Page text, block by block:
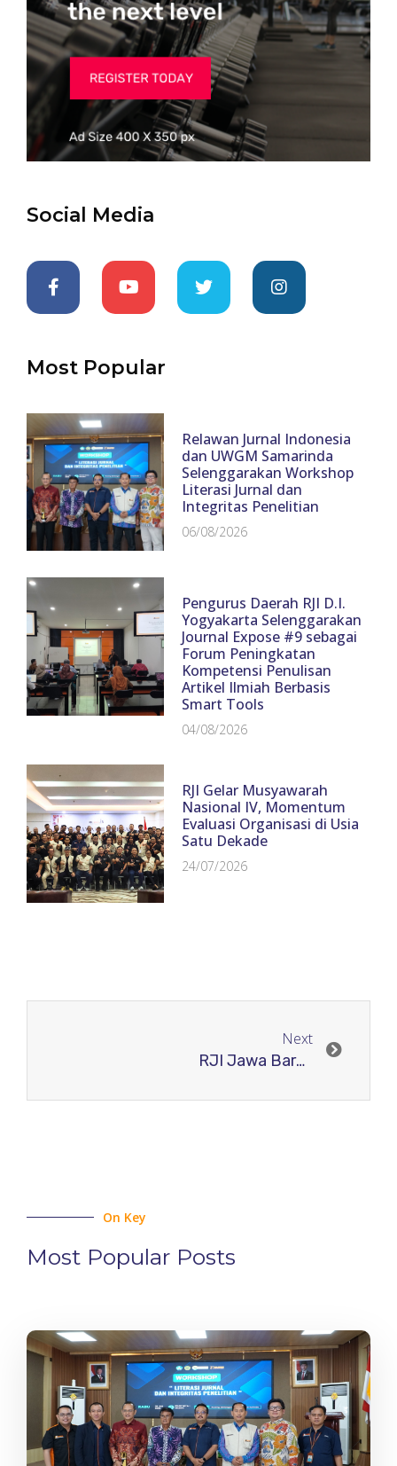
Social Media
Most Popular
Relawan Jurnal Indonesia
dan UWGM Samarinda
Selenggarakan Workshop
Literasi Jurnal dan
Integritas Penelitian
06/08/2026
Pengurus Daerah RJI D.I.
Yogyakarta Selenggarakan
Journal Expose #9 sebagai
Forum Peningkatan
Kompetensi Penulisan
Artikel Ilmiah Berbasis
Smart Tools
04/08/2026
RJI Gelar Musyawarah
Nasional IV, Momentum
Evaluasi Organisasi di Usia
Satu Dekade
24/07/2026
Next
RJI Jawa Barat Dorong Pengelola Jurnal Ilmiah Menuju Terindeks Internasional
On Key
Most Popular Posts